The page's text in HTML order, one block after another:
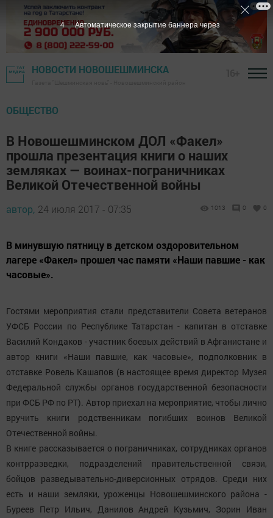
НОВОСТИ НОВОШЕШМИНСКА
ОБЩЕСТВО
В Новошешминском ДОЛ «Факел»
прошла презентация книги о наших
земляках — воинах-пограничниках
Великой Отечественной войны
автор, 24 июля 2017 - 07:35 1013 0 0
В минувшую пятницу в детском оздоровительном
лагере «Факел» прошел час памяти «Наши павшие - как
часовые».
Гостями мероприятия стали представители Совета ветеранов
УФСБ России по Республике Татарстан - капитан в отставке
Василий Кондаков - участник боевых действий в Афганистане и
автор книги «Наши павшие, как часовые», подполковник в
отставке Ровель Кашапов (в настоящее время директор Музея
Федеральной службы органов государственной безопасности
при ФСБ РФ по РТ). Автор приехал на мероприятие, чтобы лично
вручить книги родственникам погибших воинов Великой
Отечественной войны.
В книге рассказывается о пограничниках, сотрудниках органов
контрразведки, подразделений правительственной связи,
бойцов разведывательно-диверсионных отрядов. Среди них
есть и наши земляки, уроженцы Новошешминского района -
Буреев Петр Ильич, Данилов Андрей Кузьмич, Зорин Иван
3 Автоматическое закрытие баннера через